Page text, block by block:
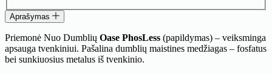
Aprašymas
Priemonė Nuo Dumblių Oase PhosLess (papildymas) – veiksminga
apsauga tvenkiniui. Pašalina dumblių maistines medžiagas – fosfatus
bei sunkiuosius metalus iš tvenkinio.